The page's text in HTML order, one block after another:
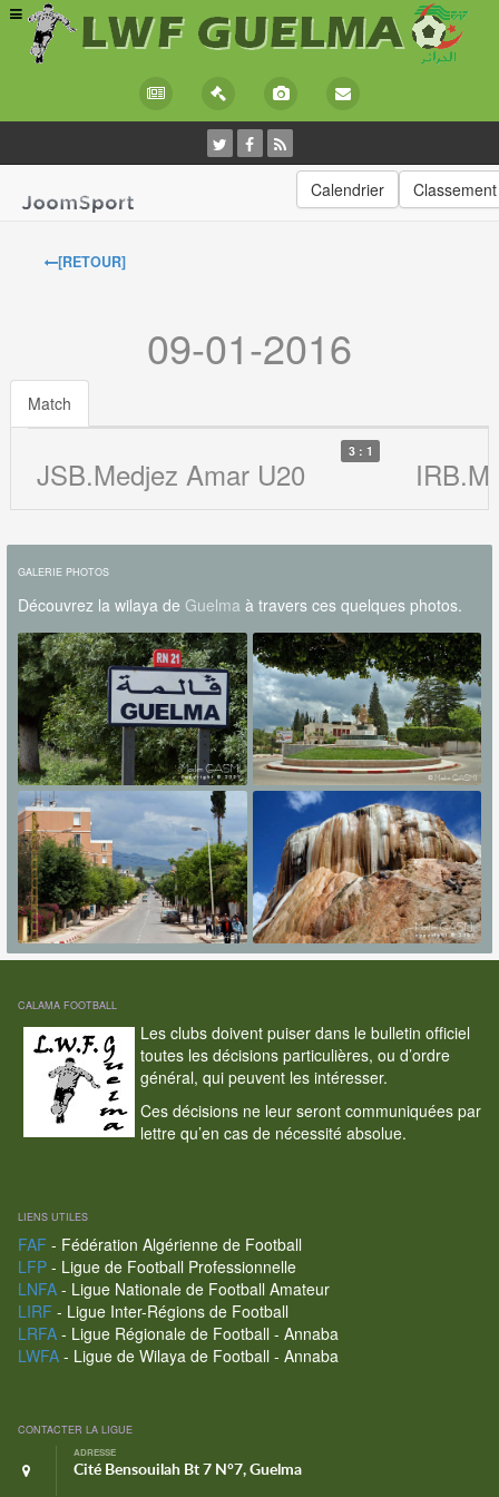
Calendrier Classement
[RETOUR]
09-01-2016
Match
JSB.Medjez Amar U20
3 : 1
GALERIE PHOTOS
Découvrez la wilaya de Guelma à travers ces quelques photos.
CALAMA FOOTBALL
Les clubs doivent puiser dans le bulletin officiel
toutes les décisions particulières, ou d’ordre
général, qui peuvent les intéresser.
Ces décisions ne leur seront communiquées par
lettre qu’en cas de nécessité absolue.
LIENS UTILES
FAF - Fédération Algérienne de Football
LFP- Ligue de Football Professionnelle
LNFA- Ligue Nationale de Football Amateur
LIRF - Ligue Inter-Régions de Football
LRFA- Ligue Régionale de Football - Annaba
LWFA- Ligue de Wilaya de Football - Annaba
CONTACTER LA LIGUE
ADRESSE
Cité Bensouilah Bt 7 N°7, Guelma